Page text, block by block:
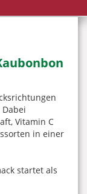
Vitamin C
in einer